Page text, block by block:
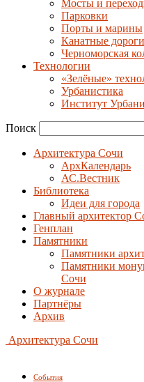
Мосты и
Парковки
Порты и марины
Канатные дороги
Черноморская
Технологии
«Зелёные»
Урбанистика
Институт
Поиск
Архитектура Сочи
АрхКалендарь
АС.Вестник
Библиотека
Идеи для города
Главный архитектор
Генплан
Памятники
Памятники
Памятники
Сочи
О журнале
Партнёры
Архив
Архитектура Сочи
События